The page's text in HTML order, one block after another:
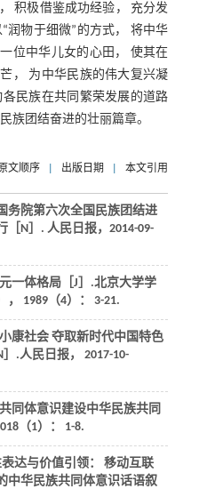
积极借鉴成功经验， 充分发
润物于细微”的方式， 将中华
位中华儿女的心田， 使其在
， 为中华民族的伟大复兴凝
民族在共同繁荣发展的道路
族团结奋进的壮丽篇章。
文顺序 出版日期 本文引用
务院第六次全国民族团结进
［N］. 人民日报，2014-09-
一体格局［J］.北京大学学
， 1989（4）： 3-21.
康社会 夺取新时代中国特色
］.人民日报， 2017-10-
同体意识建设中华民族共同
（1）： 1-8.
达与价值引领： 移动互联
中华民族共同体意识话语叙